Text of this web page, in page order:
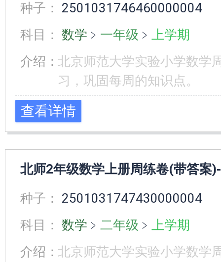
种子： 2501031746460000004
科目： 数学 ﹥ 一年级 ﹥ 上学期
介绍：北京师范大学实验小学数学
习，巩固每周的知识点。
查看详情
北师2年级数学上册周练卷(带答案
种子： 2501031747430000004
科目： 数学 ﹥ 二年级 ﹥ 上学期
介绍：北京师范大学实验小学数学